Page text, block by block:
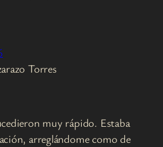
Torres
muy rápido. Estaba
arreglándome como de